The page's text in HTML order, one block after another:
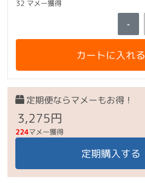
32 マメー獲得
-
カートに入れる
定期便ならマメーもお得！
3,275円
224マメー獲得
定期購入する